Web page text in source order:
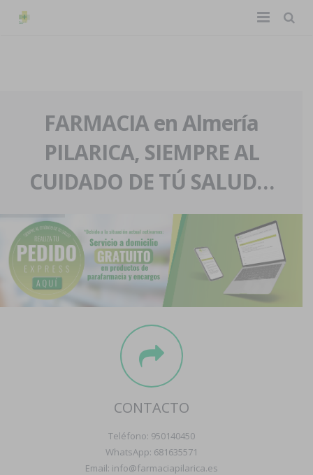
La farmacia
Nuestra historia
Nuestro equipo
Eventos
Servicios y reservas
Pedidos express
Blog
Contacto
Boletín
FARMACIA en Almería
PILARICA, SIEMPRE AL
CUIDADO DE TÚ SALUD…
CONTACTO
Teléfono: 950140450
WhatsApp: 681635571
Email: info@farmaciapilarica.es